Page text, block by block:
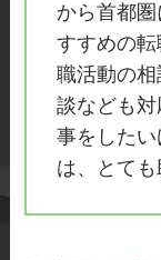
から首都
すすめの
職活動の
談なども
事をした
は、とても